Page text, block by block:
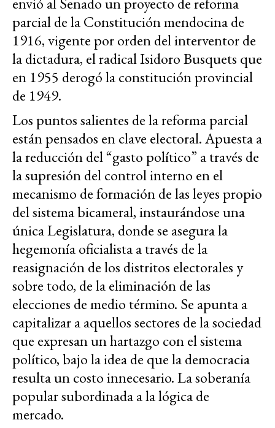
parcial de la Constitución mendocina de
1916, vigente por orden del interventor de
la dictadura, el radical Isidoro Busquets que
en 1955 derogó la constitución provincial
de 1949.
Los puntos salientes de la reforma parcial
están pensados en clave electoral. Apuesta a
la reducción del “gasto político” a través de
la supresión del control interno en el
mecanismo de formación de las leyes propio
del sistema bicameral, instaurándose una
única Legislatura, donde se asegura la
hegemonía oficialista a través de la
reasignación de los distritos electorales y
sobre todo, de la eliminación de las
elecciones de medio término. Se apunta a
capitalizar a aquellos sectores de la sociedad
que expresan un hartazgo con el sistema
político, bajo la idea de que la democracia
resulta un costo innecesario. La soberanía
popular subordinada a la lógica de
mercado.